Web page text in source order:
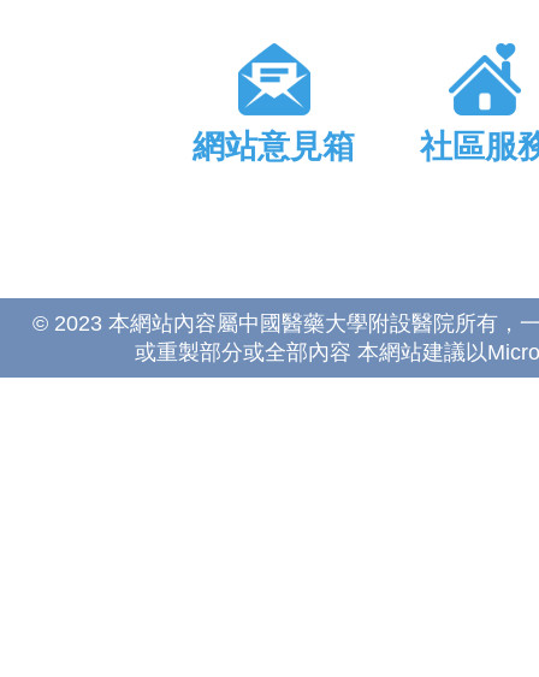
網站意見箱 社區服
© 2023 本網站內容屬中國醫藥大學附設醫院所有，
或重製部分或全部內容 本網站建議以